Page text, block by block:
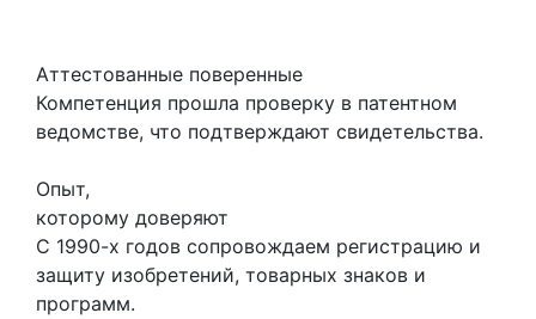
Аттестованные поверенные
Компетенция прошла проверку в патентном
ведомстве, что подтверждают свидетельства.
Опыт,
которому доверяют
С 1990-х годов сопровождаем регистрацию и
защиту изобретений, товарных знаков и
программ.